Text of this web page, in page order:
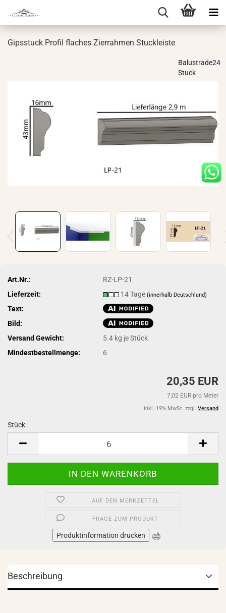
Gips­stuck Pro­fil fla­ches Zier­rah­men Stuck­leis­te
Balustrade24
Stuck
Art.Nr.:
RZ-LP-21
Lieferzeit:
14 Tage(innerhalb Deutschland)
Text:
Bild:
Versand Gewicht:
5.4 kg je Stück
Mindestbestellmenge:
6
20,35 EUR
7,02 EUR pro Meter
inkl. 19% MwSt. zzgl. Versand
Stück:
AUF DEN MERKZETTEL
FRAGE ZUM PRODUKT
Produktinformation drucken
Beschreibung